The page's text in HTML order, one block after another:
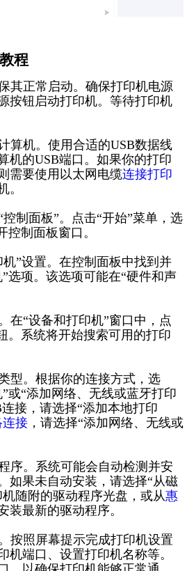
程
其正常启动。确保打印机电源
按钮启动打印机。等待打印机
算机。使用合适的USB数据线
机的USB端口。如果你的打印
需要使用以太网电缆连接打印
。
制面板”。点击“开始”菜单，选
控制面板窗口。
”设置。在控制面板中找到并
选项。该选项可能在“硬件和声
在“设备和打印机”窗口中，点
。系统将开始搜索可用的打印
型。根据你的连接方式，选
或“添加网络、无线或蓝牙打印
接，请选择“添加本地打印
连接，请选择“添加网络、无线或
序。系统可能会自动检测并安
如果未自动安装，请选择“从磁
随附的驱动程序光盘，或从惠
装最新的驱动程序。
按照屏幕提示完成打印机设置
机端口、设置打印机名称等。